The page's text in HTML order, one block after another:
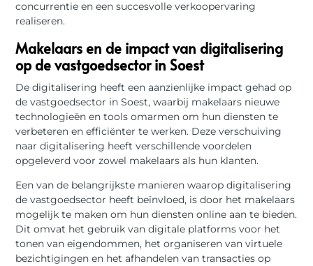
concurrentie en een succesvolle verkoopervaring
realiseren.
Makelaars en de impact van digitalisering
op de vastgoedsector in Soest
De digitalisering heeft een aanzienlijke impact gehad op
de vastgoedsector in Soest, waarbij makelaars nieuwe
technologieën en tools omarmen om hun diensten te
verbeteren en efficiënter te werken. Deze verschuiving
naar digitalisering heeft verschillende voordelen
opgeleverd voor zowel makelaars als hun klanten.
Een van de belangrijkste manieren waarop digitalisering
de vastgoedsector heeft beïnvloed, is door het makelaars
mogelijk te maken om hun diensten online aan te bieden.
Dit omvat het gebruik van digitale platforms voor het
tonen van eigendommen, het organiseren van virtuele
bezichtigingen en het afhandelen van transacties op